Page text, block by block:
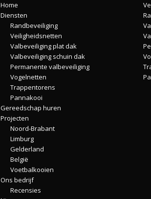
Home
Diensten
Randbeveiliging
Veiligheidsnetten
Valbeveiliging plat dak
Valbeveiliging schuin dak
Permanente valbeveiliging
Vogelnetten
Trappentorens
Pannakooi
Gereedschap huren
Projecten
Noord-Brabant
Limburg
Gelderland
België
Voetbalkooien
Ons bedrijf
Recensies